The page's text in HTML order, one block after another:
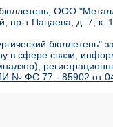
ООО
пр-т Пацаева, д. 7,
бюллетень"
в сфере связи,
№ ФС 77 - 85902 от 04